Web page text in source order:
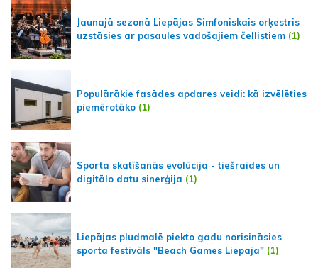
Jaunajā sezonā Liepājas Simfoniskais orķestris
uzstāsies ar pasaules vadošajiem čellistiem (1)
Populārākie fasādes apdares veidi: kā izvēlēties
piemērotāko (1)
Sporta skatīšanās evolūcija - tiešraides un
digitālo datu sinerģija (1)
Liepājas pludmalē piekto gadu norisināsies
sporta festivāls "Beach Games Liepaja" (1)